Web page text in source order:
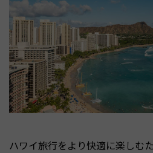
ハワイ旅行をより快適に楽しむ